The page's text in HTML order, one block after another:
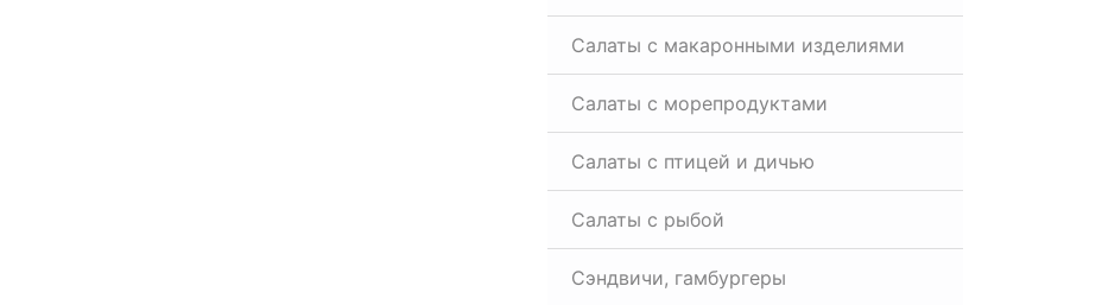
Салаты с макаронными изделиями
Салаты с морепродуктами
Салаты с птицей и дичью
Салаты с рыбой
Сэндвичи, гамбургеры